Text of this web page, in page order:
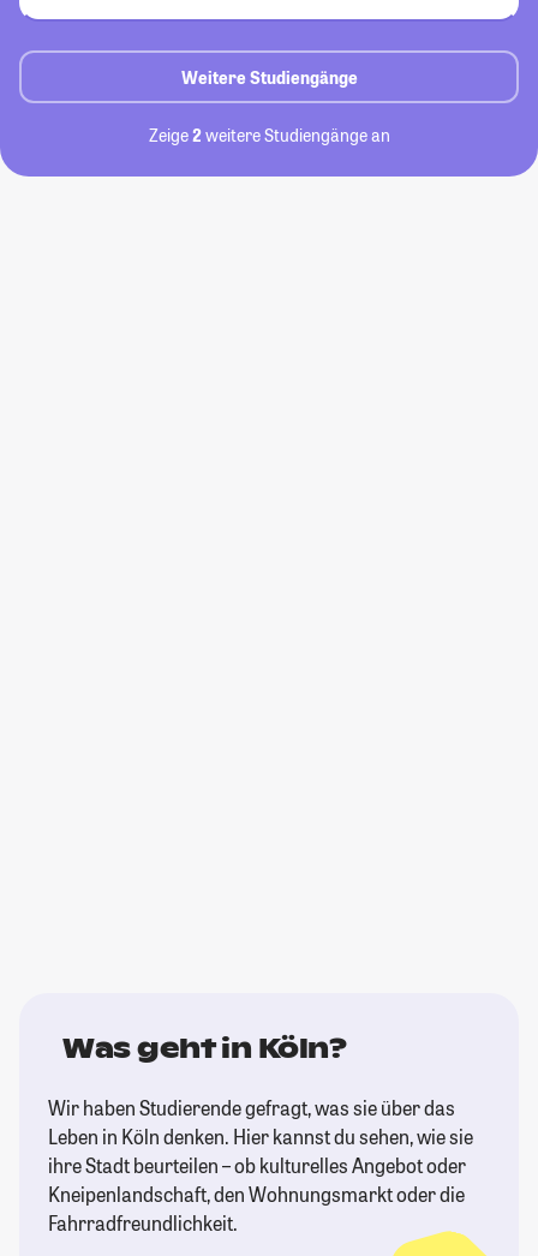
Weitere Studiengänge
Zeige2 weitere Studiengänge an
Was geht in Köln?
Wir haben Studierende gefragt, was sie über das
Leben in Köln denken. Hier kannst du sehen, wie sie
ihre Stadt beurteilen – ob kulturelles Angebot oder
Kneipenlandschaft, den Wohnungsmarkt oder die
Fahrradfreundlichkeit.